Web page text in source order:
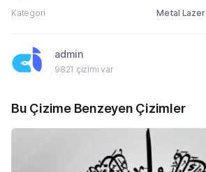
Kategori
Metal Lazer
admin
9821 çizimi var
Bu Çizime Benzeyen Çizimler